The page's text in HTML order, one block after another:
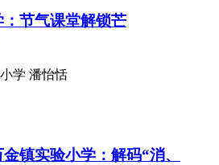
节气课堂解锁芒
学 潘怡恬
镇实验小学：解码“消、